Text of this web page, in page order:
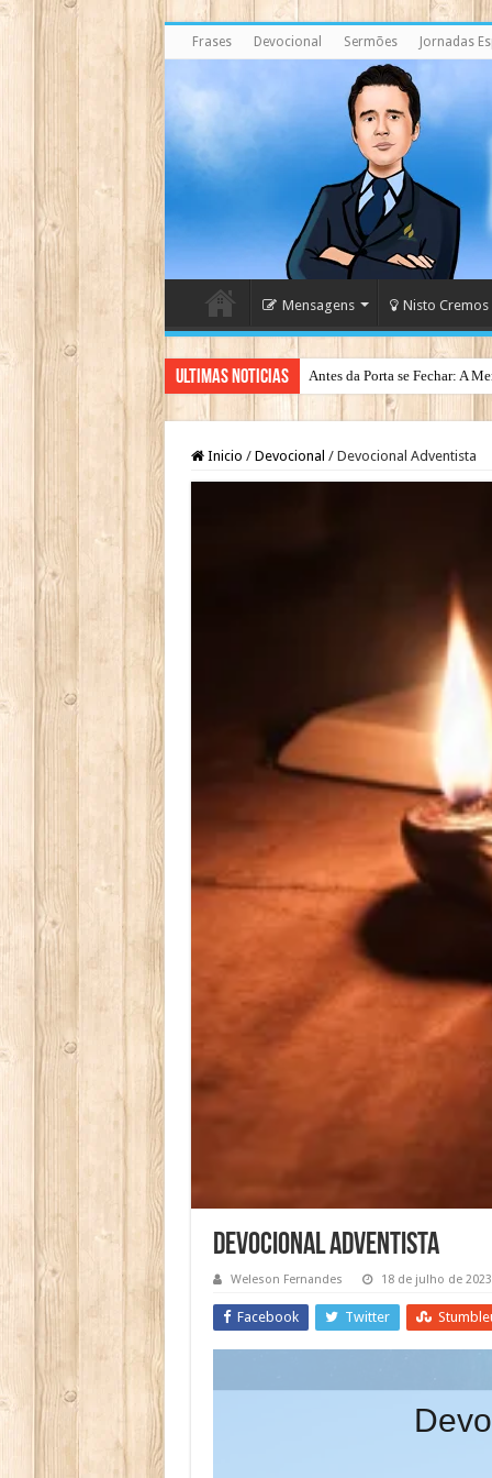
Frases Devocional Sermões Jornadas
Mensagens Nisto Cremos
Ultimas Noticias Antes da Porta se Fechar: A
Inicio / Devocional / Devocional Adventista
Devocional Adventista
Weleson Fernandes 18 de julho de 2023
Facebook Twitter